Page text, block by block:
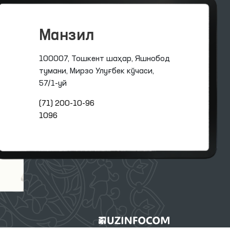
Манзил
100007, Тошкент шаҳар, Яшнобод
тумани, Мирзо Улуғбек кўчаси,
57/1-уй
(71) 200-10-96
1096